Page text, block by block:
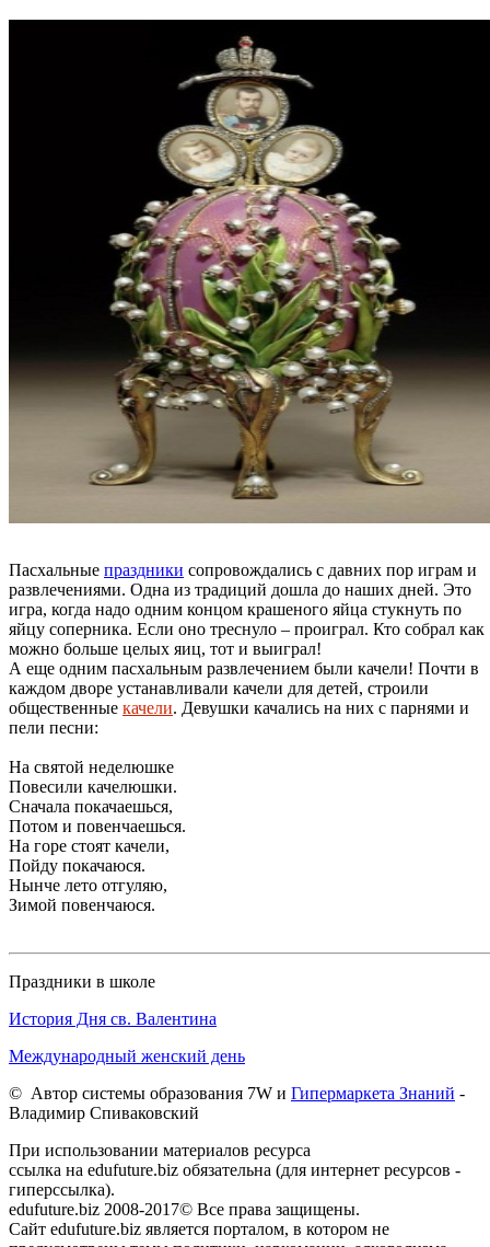
Пасхальные праздники сопровождались с давних пор играм и
развлечениями. Одна из традиций дошла до наших дней. Это
игра, когда надо одним концом крашеного яйца стукнуть по
яйцу соперника. Если оно треснуло – проиграл. Кто собрал как
можно больше целых яиц, тот и выиграл!
А еще одним пасхальным развлечением были качели! Почти в
каждом дворе устанавливали качели для детей, строили
общественные качели. Девушки качались на них с парнями и
пели песни:
На святой неделюшке
Повесили качелюшки.
Сначала покачаешься,
Потом и повенчаешься.
На горе стоят качели,
Пойду покачаюся.
Нынче лето отгуляю,
Зимой повенчаюся.
Праздники в школе
История Дня св. Валентина
Международный женский день
© Автор системы образования 7W и Гипермаркета Знаний -
Владимир Спиваковский
При использовании материалов ресурса
ссылка на edufuture.biz обязательна (для интернет ресурсов -
гиперссылка).
edufuture.biz 2008-2017© Все права защищены.
Сайт edufuture.biz является порталом, в котором не